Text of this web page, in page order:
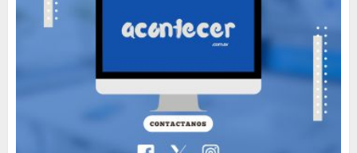
MAYO 14, 2024
Más salvadoreños en EE.
UU. tendrán acceso rápido
al DUI con ampliación del
servicio consular